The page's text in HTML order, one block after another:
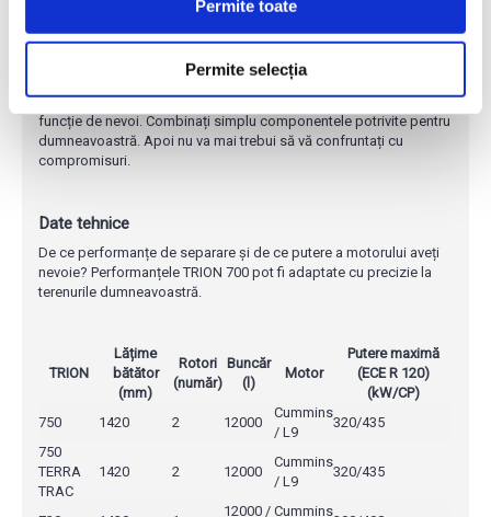
Permite toate
Permite selecția
Punctele forte ale noului TRION.
Toate elementele care transformă combina de recoltat CLAAS
într-un utilaj eficient și robust pot fi găsite în cadrul noului TRION.
Știți cu exactitate de ce aveți nevoie. Noi am proiectat TRION în
funcție de nevoi. Combinați simplu componentele potrivite pentru
dumneavoastră. Apoi nu va mai trebui să vă confruntați cu
compromisuri.
Date tehnice
De ce performanțe de separare și de ce putere a motorului aveți
nevoie? Performanțele TRION 700 pot fi adaptate cu precizie la
terenurile dumneavoastră.
TRION
Lățime
bătător
(mm)
Rotori
(număr)
Buncăr
(l)
Motor
Putere maximă
(ECE R 120)
(kW/CP)
750
1420 2 12000
Cummins
/ L9
320/435
750
TERRA
TRAC
1420 2 12000
Cummins
/ L9
320/435
12000 / Cummins